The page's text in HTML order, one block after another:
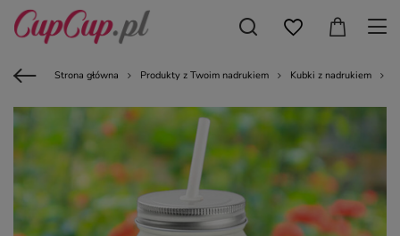
Strona główna Produkty z Twoim nadrukiem Kubki z nadrukiem